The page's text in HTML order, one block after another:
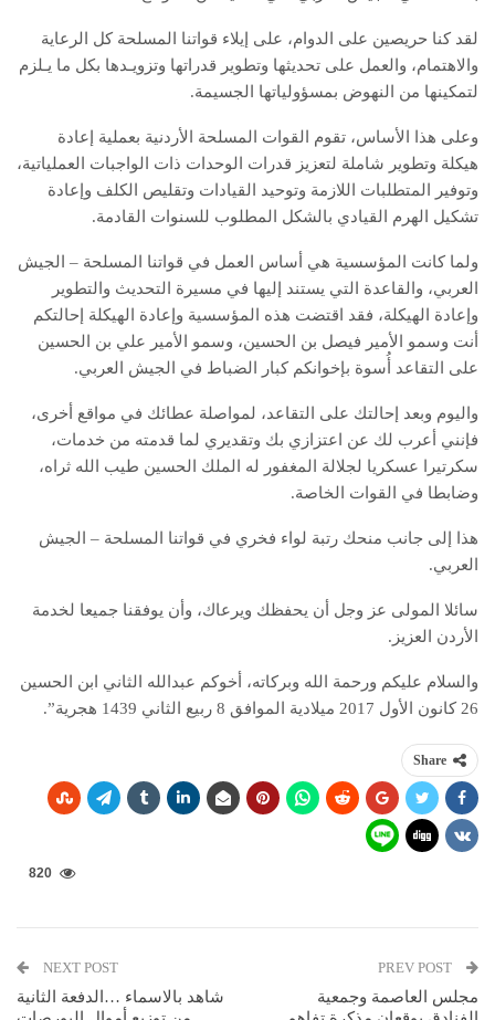
لقد كنا حريصين على الدوام، على إيلاء قواتنا المسلحة كل الرعاية
والاهتمام، والعمل على تحديثها وتطوير قدراتها وتزويـدها بكل ما يـلزم
لتمكينها من النهوض بمسؤولياتها الجسيمة.
وعلى هذا الأساس، تقوم القوات المسلحة الأردنية بعملية إعادة
هيكلة وتطوير شاملة لتعزيز قدرات الوحدات ذات الواجبات العملياتية،
وتوفير المتطلبات اللازمة وتوحيد القيادات وتقليص الكلف وإعادة
تشكيل الهرم القيادي بالشكل المطلوب للسنوات القادمة.
ولما كانت المؤسسية هي أساس العمل في قواتنا المسلحة – الجيش
العربي، والقاعدة التي يستند إليها في مسيرة التحديث والتطوير
وإعادة الهيكلة، فقد اقتضت هذه المؤسسية وإعادة الهيكلة إحالتكم
أنت وسمو الأمير فيصل بن الحسين، وسمو الأمير علي بن الحسين
على التقاعد أُسوة بإخوانكم كبار الضباط في الجيش العربي.
واليوم وبعد إحالتك على التقاعد، لمواصلة عطائك في مواقع أخرى،
فإنني أعرب لك عن اعتزازي بك وتقديري لما قدمته من خدمات،
سكرتيرا عسكريا لجلالة المغفور له الملك الحسين طيب الله ثراه،
وضابطا في القوات الخاصة.
هذا إلى جانب منحك رتبة لواء فخري في قواتنا المسلحة – الجيش
العربي.
سائلا المولى عز وجل أن يحفظك ويرعاك، وأن يوفقنا جميعا لخدمة
الأردن العزيز.
والسلام عليكم ورحمة الله وبركاته، أخوكم عبدالله الثاني ابن الحسين
26 كانون الأول 2017 ميلادية الموافق 8 ربيع الثاني 1439 هجرية”.
Share
820
مجلس العاصمة وجمعية
NEXT POST
شاهد بالاسماء …الدفعة الثانية